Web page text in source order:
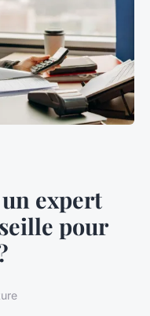
expert
pour